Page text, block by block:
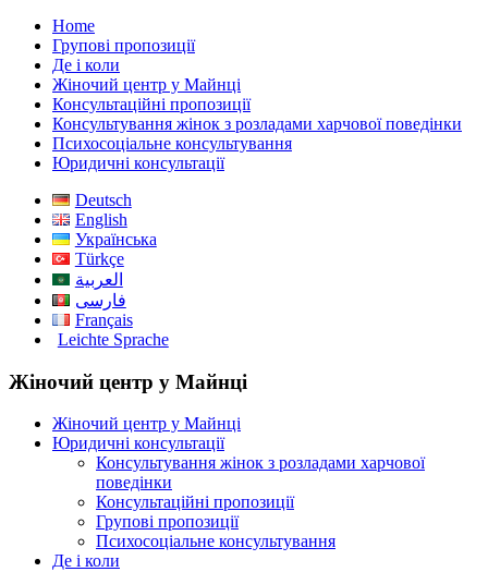
Home
Групові пропозиції
Де і коли
Жіночий центр у Майнці
Консультаційні пропозиції
Консультування жінок з розладами харчової поведінки
Психосоціальне консультування
Юридичні консультації
Deutsch
English
Українська
Türkçe
العربية
فارسی
Français
Leichte Sprache
Жіночий центр у Майнці
Жіночий центр у Майнці
Юридичні консультації
Консультування жінок з розладами харчової
поведінки
Консультаційні пропозиції
Групові пропозиції
Психосоціальне консультування
Де і коли